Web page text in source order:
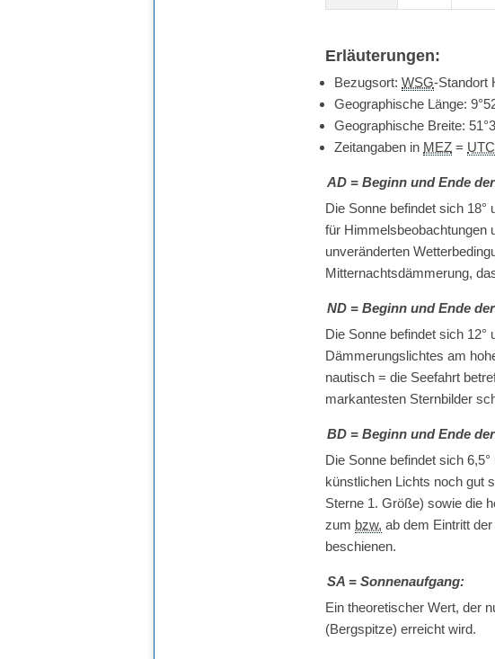
Erläuterungen:
Bezugsort: WSG-Standort
Geographische Länge:
Geographische Breite:
Zeitangaben in MEZ = UTC
AD = Beginn und Ende
Die Sonne befindet sich
für Himmelsbeobachtungen
unveränderten
Mitternachtsdämmerung,
ND = Beginn und Ende
Die Sonne befindet sich
Dämmerungslichtes am
nautisch = die Seefahrt
markantesten Sternbilder
BD = Beginn und Ende
Die Sonne befindet sich
künstlichen Lichts noch gut
Sterne 1. Größe) sowie die
zum bzw. ab dem Eintritt
beschienen.
SA = Sonnenaufgang:
Ein theoretischer Wert, der
(Bergspitze) erreicht wird.